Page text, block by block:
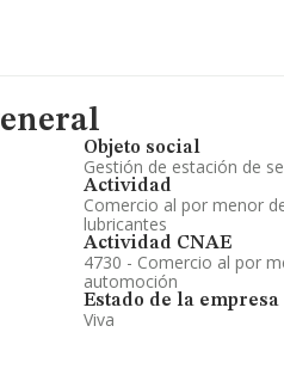
Objeto social
Gestión de estación de
Actividad
Comercio al por menor
lubricantes
Actividad CNAE
4730 - Comercio al por
automoción
Estado de la empresa
Viva